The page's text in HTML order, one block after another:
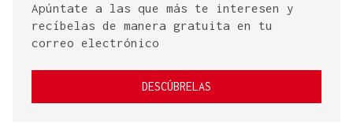
Apúntate a las que más te interesen y
recíbelas de manera gratuita en tu
correo electrónico
DESCÚBRELAS